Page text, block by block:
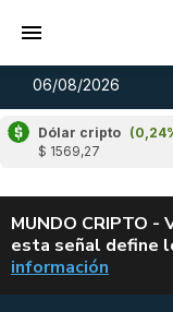
06/08/2026
Dólar cripto
$ 1569,27
MUNDO CRIPTO
esta señal define
información